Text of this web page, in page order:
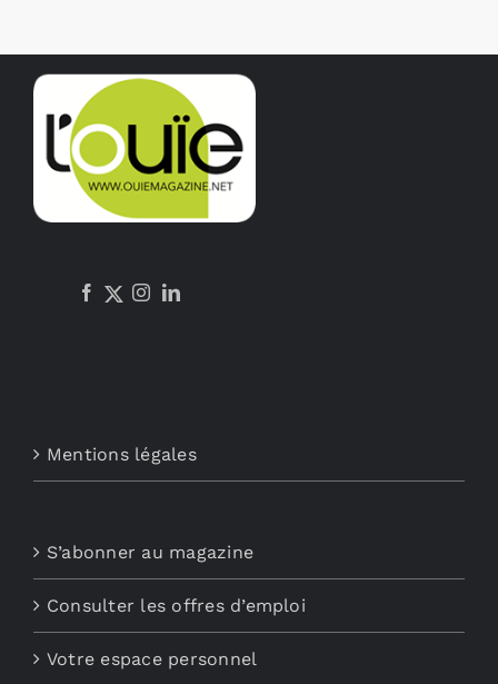
Mentions légales
S’abonner au magazine
Consulter les offres d’emploi
Votre espace personnel